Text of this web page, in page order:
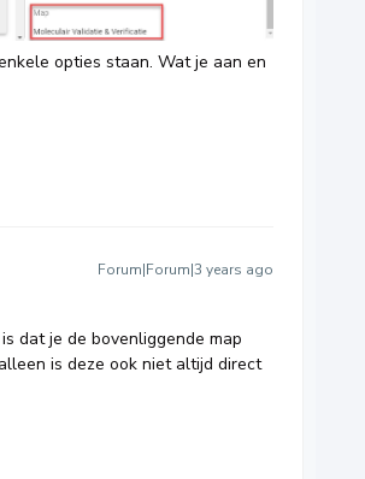
opties staan. Wat je aan en
Forum|Forum|3 years ago
dat je de bovenliggende map
is deze ook niet altijd direct